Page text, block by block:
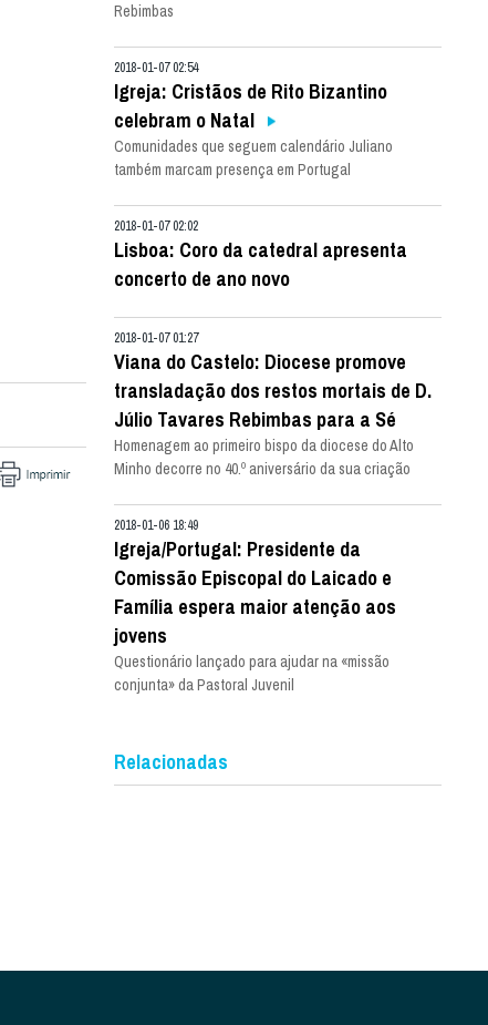
Rebimbas
2018-01-07 02:54
Igreja: Cristãos de Rito Bizantino
celebram o Natal
Comunidades que seguem calendário Juliano
também marcam presença em Portugal
2018-01-07 02:02
Lisboa: Coro da catedral apresenta
concerto de ano novo
2018-01-07 01:27
Viana do Castelo: Diocese promove
transladação dos restos mortais de D.
Júlio Tavares Rebimbas para a Sé
Homenagem ao primeiro bispo da diocese do Alto
Minho decorre no 40.º aniversário da sua criação
2018-01-06 18:49
Igreja/Portugal: Presidente da
Comissão Episcopal do Laicado e
Família espera maior atenção aos
jovens
Questionário lançado para ajudar na «missão
conjunta» da Pastoral Juvenil
Relacionadas